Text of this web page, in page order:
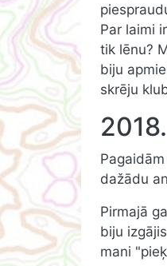
Par laimi
tik lēnu?
biju
skrēju
dažādu
Pirmajā
biju
mani